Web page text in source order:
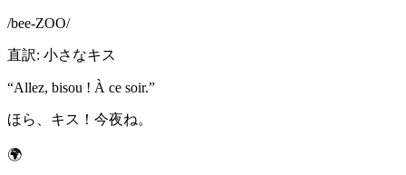
/bee-ZOO/
直訳: 小さなキス
“Allez, bisou ! À ce soir.”
ほら、キス！今夜ね。
🌍